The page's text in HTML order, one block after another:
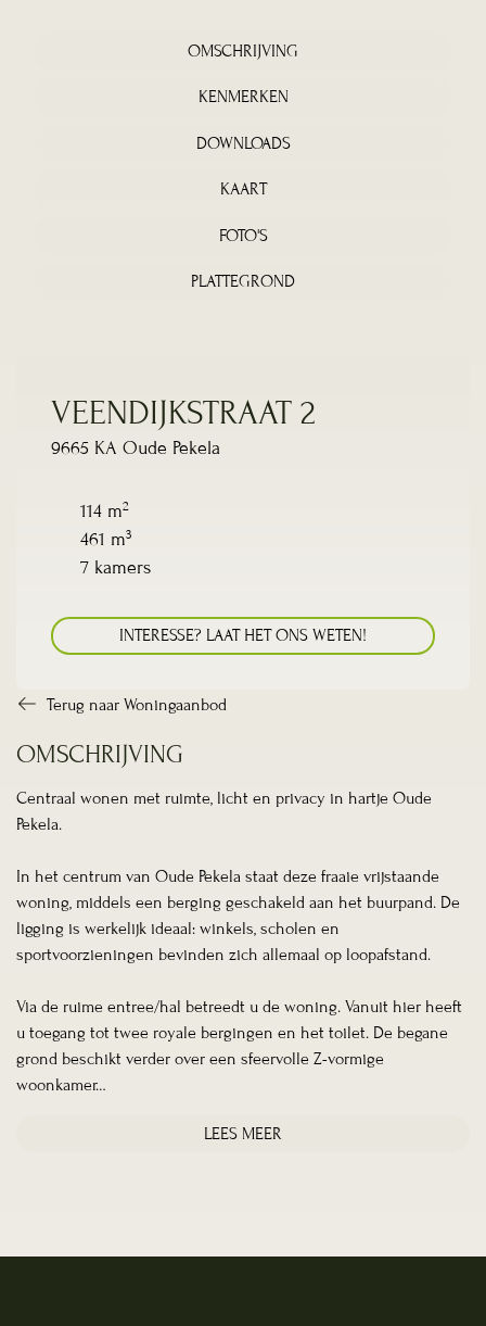
OMSCHRIJVING
KENMERKEN
DOWNLOADS
KAART
FOTO'S
PLATTEGROND
VEENDIJKSTRAAT 2
9665 KA Oude Pekela
114 m2
461 m3
7 kamers
INTERESSE? LAAT HET ONS WETEN!
Terug naar Woningaanbod
OMSCHRIJVING
Centraal wonen met ruimte, licht en privacy in hartje Oude
Pekela.
In het centrum van Oude Pekela staat deze fraaie vrijstaande
woning, middels een berging geschakeld aan het buurpand. De
ligging is werkelijk ideaal: winkels, scholen en
sportvoorzieningen bevinden zich allemaal op loopafstand.
Via de ruime entree/hal betreedt u de woning. Vanuit hier heeft
u toegang tot twee royale bergingen en het toilet. De begane
grond beschikt verder over een sfeervolle Z-vormige
woonkamer…
LEES MEER